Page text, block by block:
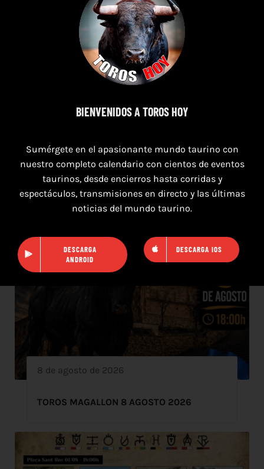
8 de agosto de 2026
CASTELLÓN DEL 8 AL 10 DE AGOSTO 2026
8 de agosto de 2026
TOROS MAGALLON 8 AGOSTO 2026
BIENVENIDOS A TOROS HOY
Sumérgete en el apasionante mundo taurino con
nuestro completo calendario con cientos de eventos
taurinos, desde encierros hasta corridas y
espectáculos, transmisiones en directo y las últimas
noticias del mundo taurino.
DESCARGA
ANDROID
DESCARGA IOS